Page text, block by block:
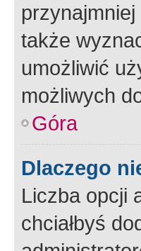
także
umożliwić
możliwych
Góra
Dlaczego
Liczba opcji
chciałbyś